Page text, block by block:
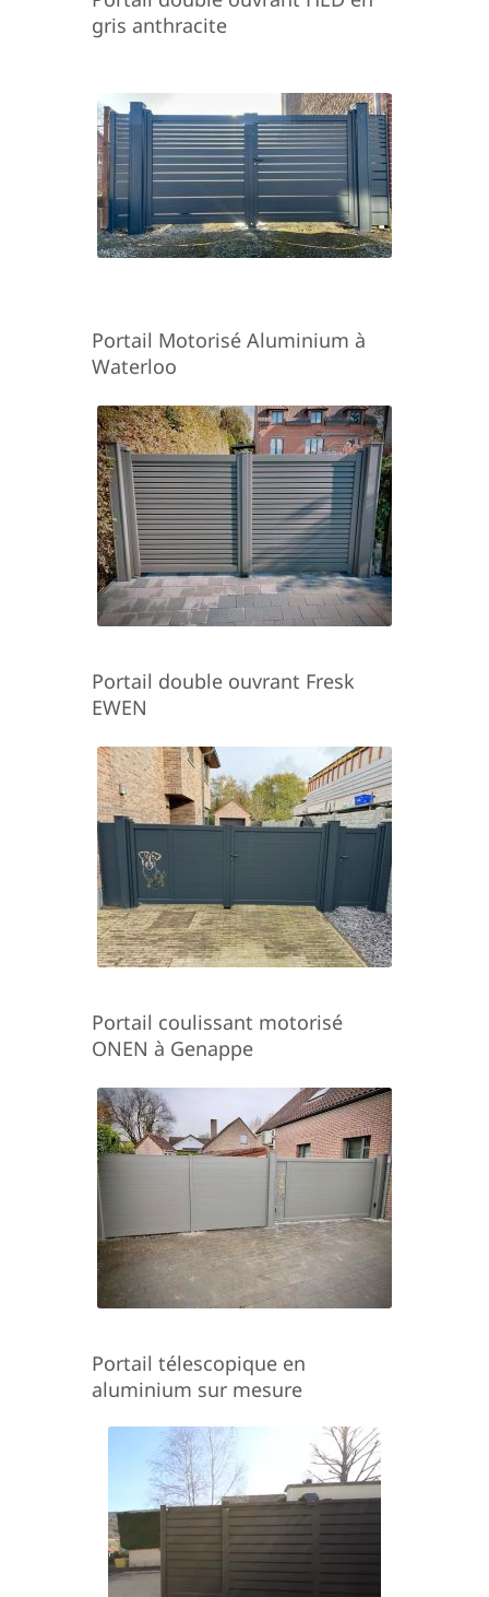
gris anthracite
Portail Motorisé Aluminium à
Waterloo
Portail double ouvrant Fresk
EWEN
Portail coulissant motorisé
ONEN à Genappe
Portail télescopique en
aluminium sur mesure